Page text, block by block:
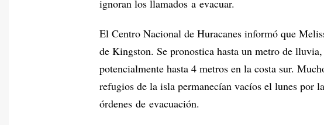
ignoran los llamados a evacuar.
El Centro Nacional de Huracanes informó que
de Kingston. Se pronostica hasta un metro de
potencialmente hasta 4 metros en la costa sur.
refugios de la isla permanecían vacíos el lunes por
órdenes de evacuación.